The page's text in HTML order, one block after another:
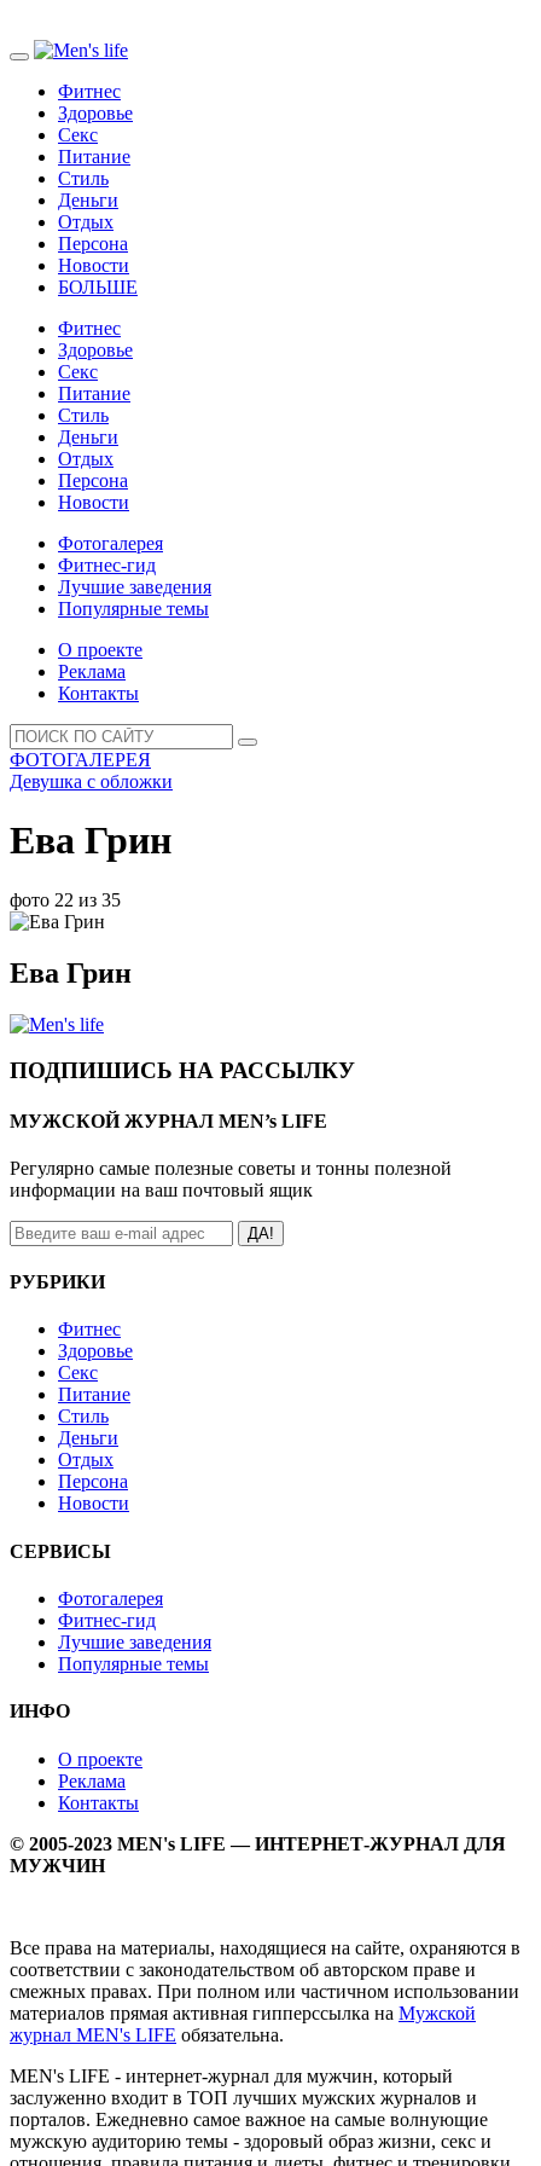
Фитнес
Здоровье
Секс
Питание
Стиль
Деньги
Отдых
Персона
Новости
БОЛЬШЕ
Фитнес
Здоровье
Секс
Питание
Стиль
Деньги
Отдых
Персона
Новости
Фотогалерея
Фитнес-гид
Лучшие заведения
Популярные темы
О проекте
Реклама
Контакты
ФОТОГАЛЕРЕЯ
Девушка с обложки
Ева Грин
фото 22 из 35
Ева Грин
ПОДПИШИСЬ НА РАССЫЛКУ
МУЖСКОЙ ЖУРНАЛ MEN’s LIFE
Регулярно самые полезные советы и тонны полезной
информации на ваш почтовый ящик
ДА!
РУБРИКИ
Фитнес
Здоровье
Секс
Питание
Стиль
Деньги
Отдых
Персона
Новости
СЕРВИСЫ
Фотогалерея
Фитнес-гид
Лучшие заведения
Популярные темы
ИНФО
О проекте
Реклама
Контакты
© 2005-2023 MEN's LIFE — ИНТЕРНЕТ-ЖУРНАЛ ДЛЯ
МУЖЧИН
Все права на материалы, находящиеся на сайте, охраняются в
соответствии с законодательством об авторском праве и
смежных правах. При полном или частичном использовании
материалов прямая активная гипперссылка на Мужской
журнал MEN's LIFE обязательна.
MEN's LIFE - интернет-журнал для мужчин, который
заслуженно входит в ТОП лучших мужских журналов и
порталов. Ежедневно самое важное на самые волнующие
мужскую аудиторию темы - здоровый образ жизни, секс и